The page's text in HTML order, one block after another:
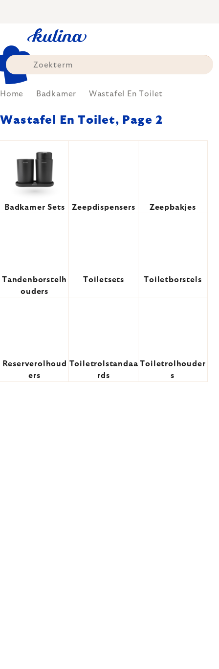
Home Badkamer Wastafel En Toilet
Wastafel En Toilet, Page 2
Badkamer Sets Zeepdispensers Zeepbakjes
Tandenborstelh
ouders
Toiletsets Toiletborstels
Reserverolhoud
ers
Toiletrolstandaa
rds
Toiletrolhouder
s